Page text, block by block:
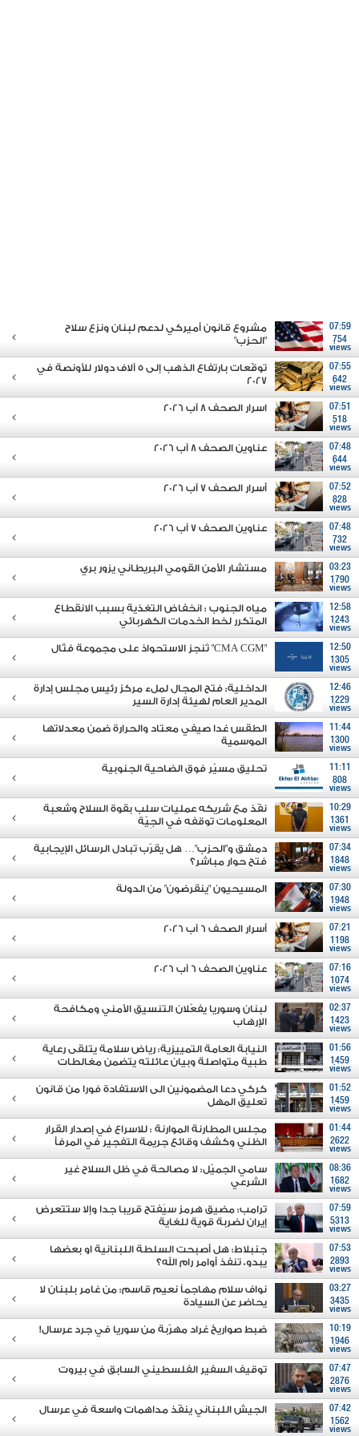
07:59
754
views
مشروع قانون أميركي لدعم لبنان ونزع سلاح
"الحزب"
07:55
642
views
توقّعات بارتفاع الذهب إلى 5 آلاف دولار للأونصة في
2027
07:51
518
views
اسرار الصحف 8 آب 2026
07:48
644
views
عناوين الصحف 8 آب 2026
07:52
828
views
أسرار الصحف 7 آب 2026
07:48
732
views
عناوين الصحف 7 آب 2026
03:23
1790
views
مستشار الأمن القومي البريطاني يزور بري
12:58
1243
views
مياه الجنوب : انخفاض التغذية بسبب الانقطاع
المتكرر لخط الخدمات الكهربائي
12:50
1305
views
"CMA CGM" تُنجز الاستحواذ على مجموعة فتّال
12:46
1229
views
الداخلية: فتح المجال لملء مركز رئيس مجلس إدارة
المدير العام لهيئة إدارة السير
11:44
1300
views
الطقس غدا صيفي معتاد والحرارة ضمن معدلاتها
الموسمية
11:11
808
views
تحليق مسيّر فوق الضاحية الجنوبية
10:29
1361
views
نفّذ مع شريكه عمليات سلب بقوة السلاح وشعبة
المعلومات توقفه في الجِيّة
07:34
1848
views
دمشق و"الحزب"… هل يقرّب تبادل الرسائل الإيجابية
فتح حوار مباشر؟
07:30
1948
views
المسيحيون "ينقرضون" من الدولة
07:21
1198
views
أسرار الصحف 6 آب 2026
07:16
1074
views
عناوين الصحف 6 آب 2026
02:37
1423
views
لبنان وسوريا يفعّلان التنسيق الأمني ومكافحة
الإرهاب
01:56
1459
views
النيابة العامة التمييزية: رياض سلامة يتلقى رعاية
طبية متواصلة وبيان عائلته يتضمن مغالطات
01:52
1459
views
كركي دعا المضمونين الى الاستفادة فورا من قانون
تعليق المهل
01:44
2622
views
مجلس المطارنة الموارنة : للاسراع في إصدار القرار
الظني وكشف وقائع جريمة التفجير في المرفأ
08:36
1682
views
سامي الجميّل: لا مصالحة في ظل السلاح غير
الشرعي
07:59
5313
views
ترامب: مضيق هرمز سيُفتح قريبا جدا وإلا ستتعرض
إيران لضربة قوية للغاية
07:53
2893
views
جنبلاط: هل أصبحت السلطة اللبنانية او بعضها
يبدو، تنفذ أوامر رام الله؟
03:27
3435
views
نواف سلام مهاجماً نعيم قاسم: من غامر بلبنان لا
يحاضر عن السيادة
10:19
1946
views
ضبط صواريخ غراد مهرّبة من سوريا في جرد عرسال!
07:47
2876
views
توقيف السفير الفلسطيني السابق في بيروت
07:42
1562
views
الجيش اللبناني ينفّذ مداهمات واسعة في عرسال